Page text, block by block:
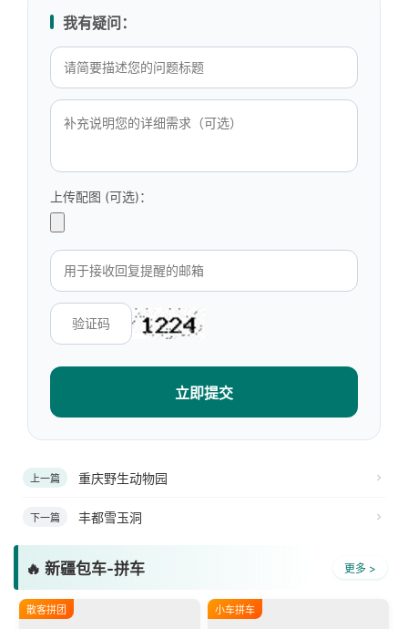
我有疑问：
上传配图 (可选)：
立即提交
上一篇 重庆野生动物园
下一篇 丰都雪玉洞
🔥 新疆包车-拼车 更多 >
散客拼团 小车拼车